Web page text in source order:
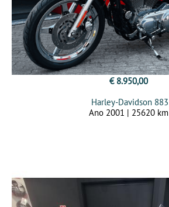
€ 8.950,00
Harley-Davidson 883
Ano 2001 | 25620 km